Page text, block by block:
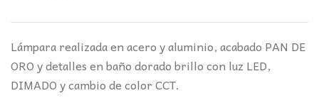
Lámpara realizada en acero y aluminio, acabado PAN DE
ORO y detalles en baño dorado brillo con luz LED,
DIMADO y cambio de color CCT.